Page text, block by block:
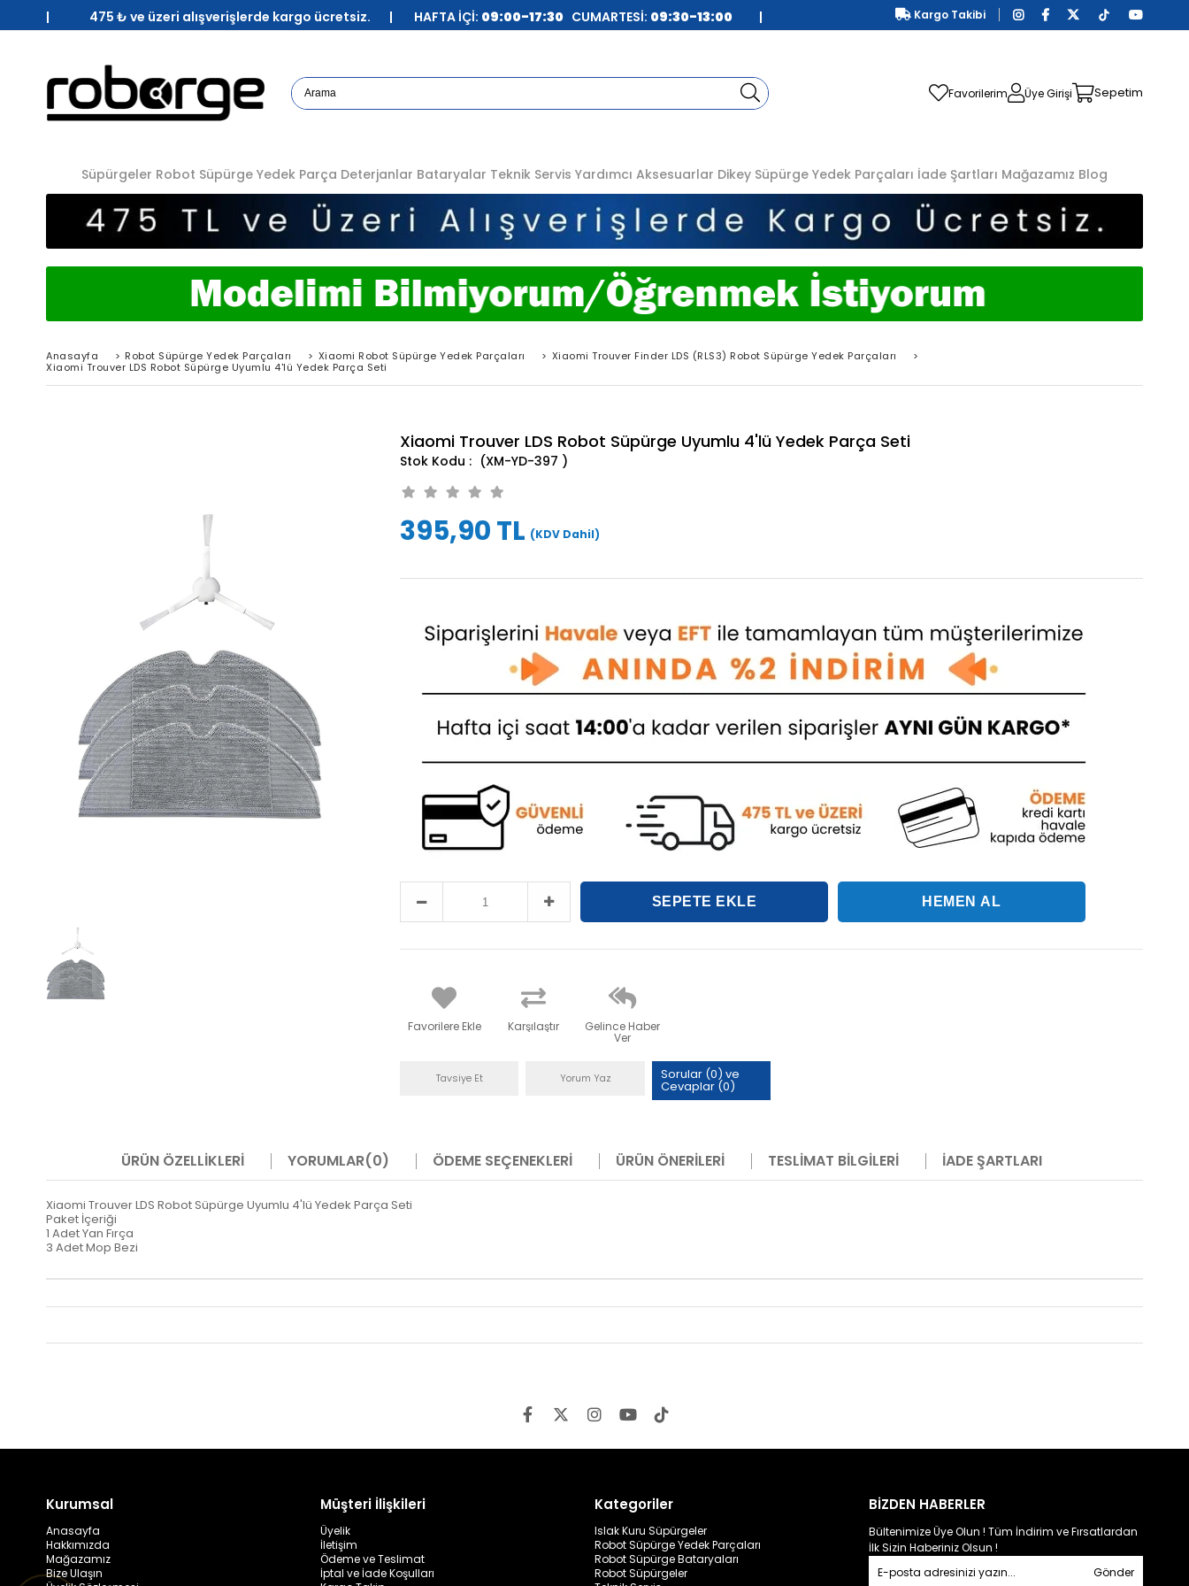
| 475 ₺ ve üzeri alışverişlerde kargo ücretsiz. | HAFTA İÇİ: 09:00-17:30 CUMARTESİ: 09:30-13:00 | Kargo Takibi
Favorilerim Üye Girişi Sepetim
Süpürgeler Robot Süpürge Yedek Parça Deterjanlar Bataryalar Teknik Servis Yardımcı Aksesuarlar Dikey Süpürge Yedek Parçaları İade Şartları Mağazamız Blog
Anasayfa > Robot Süpürge Yedek Parçaları > Xiaomi Robot Süpürge Yedek Parçaları > Xiaomi Trouver Finder LDS (RLS3) Robot Süpürge Yedek Parçaları
>
Xiaomi Trouver LDS Robot Süpürge Uyumlu 4'lü Yedek Parça Seti
Xiaomi Trouver LDS Robot Süpürge Uyumlu 4'lü Yedek Parça Seti
(XM-YD-397 )
395,90 TL (KDV Dahil)
Favorilere Ekle Karşılaştır Gelince Haber
Ver
Tavsiye Et Yorum Yaz Sorular (0) ve
Cevaplar (0)
ÜRÜN ÖZELLIKLERI YORUMLAR(0) ÖDEME SEÇENEKLERI ÜRÜN ÖNERILERI TESLIMAT BILGILERI İADE ŞARTLARI
Xiaomi Trouver LDS Robot Süpürge Uyumlu 4'lü Yedek Parça Seti
Paket İçeriği
1 Adet Yan Fırça
3 Adet Mop Bezi
Kurumsal
Anasayfa
Hakkımızda
Mağazamız
Bize Ulaşın
Müşteri İlişkileri
Üyelik
İletişim
Ödeme ve Teslimat
İptal ve İade Koşulları
Kategoriler
Islak Kuru Süpürgeler
Robot Süpürge Yedek Parçaları
Robot Süpürge Bataryaları
Robot Süpürgeler
BİZDEN HABERLER
Bültenimize Üye Olun ! Tüm İndirim ve Fırsatlardan
İlk Sizin Haberiniz Olsun !
Gönder